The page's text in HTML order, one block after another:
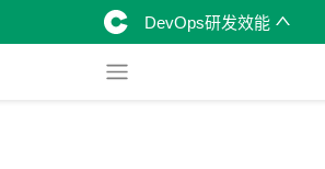
DevOps研发效能